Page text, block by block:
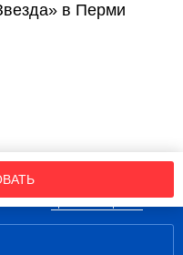
в Перми
новостей!
правила портала